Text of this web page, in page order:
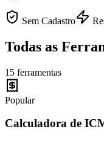
Sem Cadastro
Todas as
15 ferramentas
Popular
Calculadora de